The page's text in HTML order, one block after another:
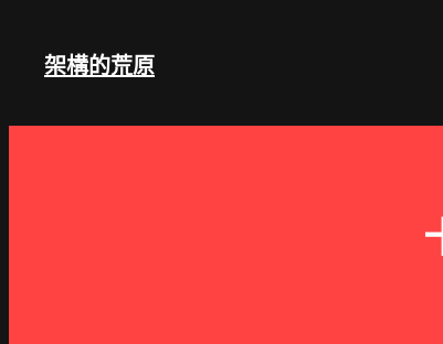
架構的荒原